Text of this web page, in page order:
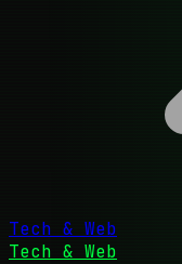
Tech & Web
Tech & Web